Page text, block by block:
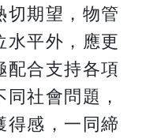
切期望，物管
水平外，應更
配合支持各項
社會問題，
得感，一同締